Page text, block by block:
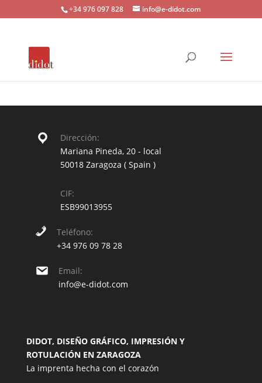
+34 976 097 828 info@e-didot.com
Dirección:
Mariana Pineda, 20 - local
50018 Zaragoza ( Spain )
CIF:
ESB99013955
Teléfono:
+34 976 09 78 28
Email:
info@e-didot.com
DIDOT, DISEÑO GRÁFICO, IMPRESIÓN Y
ROTULACIÓN EN ZARAGOZA
La imprenta hecha con el corazón